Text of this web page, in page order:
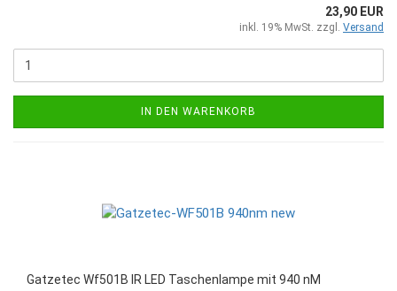
23,90 EUR
inkl. 19% MwSt. zzgl. Versand
IN DEN WARENKORB
Gatzetec Wf501B IR LED Taschenlampe mit 940 nM